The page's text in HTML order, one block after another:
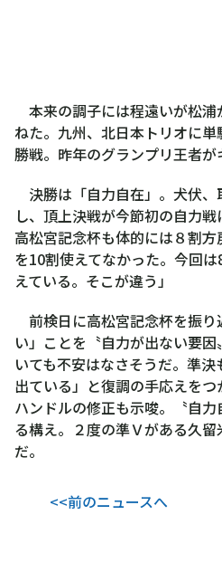
本来の調子には程遠いが松浦
ねた。九州、北日本トリオに
勝戦。昨年のグランプリ王者が
決勝は「自力自在」。犬伏、
し、頂上決戦が今節初の自力
高松宮記念杯も体的には８割
を10割使えてなかった。今回
えている。そこが違う」
前検日に高松宮記念杯を振り
い」ことを〝自力が出ない要
いても不安はなさそうだ。準
出ている」と復調の手応えを
ハンドルの修正も示唆。〝自
る構え。２度の準Ｖがある久
だ。
<<前のニュースへ